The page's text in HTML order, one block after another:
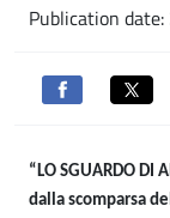
Publication date:
“LO SGUARDO DI
dalla scomparsa